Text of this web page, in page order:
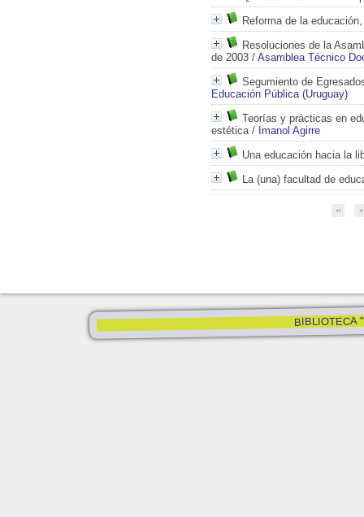
Reforma de la
Resoluciones de la
de 2003 / Asamblea Técnico
Segumiento de
Educación Pública (Uruguay)
Teorías y prácticas en
estética/ Imanol Agirre
Una educación hacia la
La (una) facultad de
BIBLIOTECA